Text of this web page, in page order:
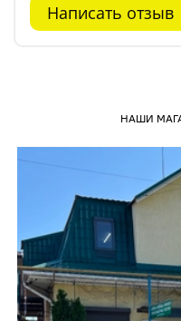
Написать отзыв
НАШИ